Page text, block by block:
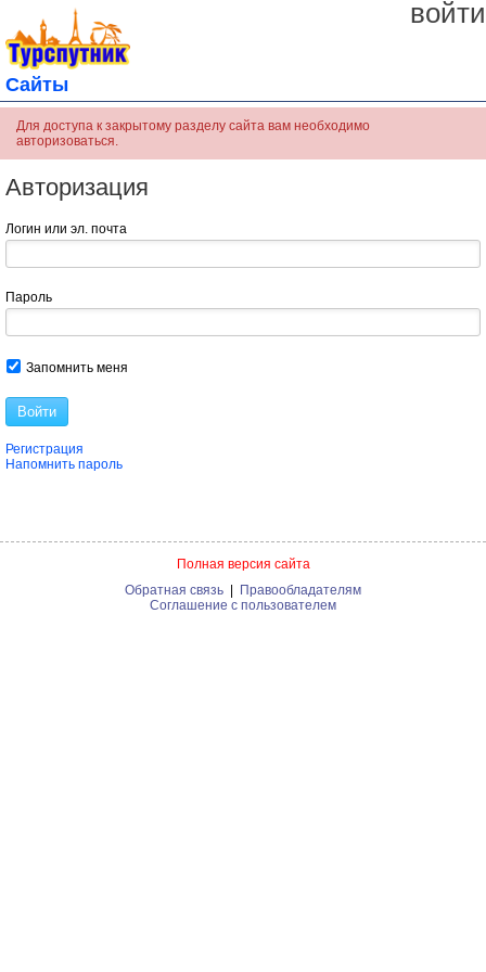
войти
Сайты
Для доступа к закрытому разделу сайта вам необходимо
авторизоваться.
Авторизация
Логин или эл. почта
Пароль
Запомнить меня
Войти
Регистрация
Напомнить пароль
Полная версия сайта
Обратная связь | Правообладателям
Соглашение с пользователем